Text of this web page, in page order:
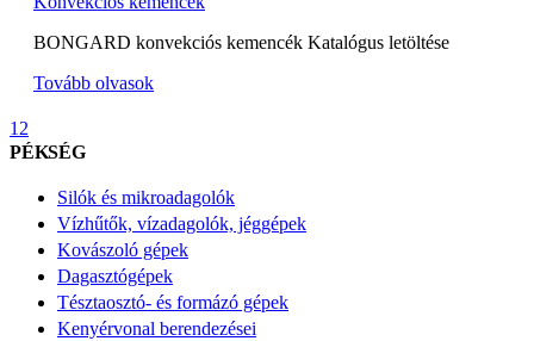
BONGARD konvekciós kemencék Katalógus letöltése
Tovább olvasok
1 2
PÉKSÉG
Silók és mikroadagolók
Vízhűtők, vízadagolók, jéggépek
Kovászoló gépek
Dagasztógépek
Tésztaosztó- és formázó gépek
Kenyérvonal berendezései